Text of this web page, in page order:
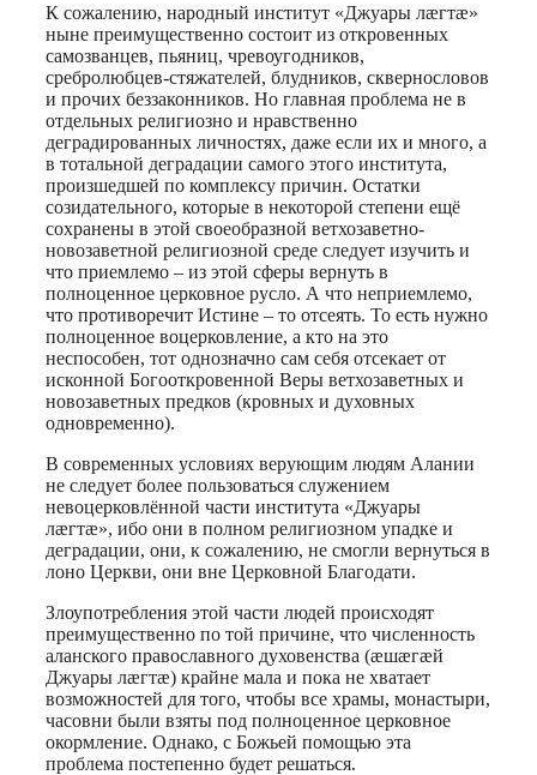
К сожалению, народный институт «Джуары лæгтæ»
ныне преимущественно состоит из откровенных
самозванцев, пьяниц, чревоугодников,
сребролюбцев-стяжателей, блудников, сквернословов
и прочих беззаконников. Но главная проблема не в
отдельных религиозно и нравственно
деградированных личностях, даже если их и много, а
в тотальной деградации самого этого института,
произшедшей по комплексу причин. Остатки
созидательного, которые в некоторой степени ещё
сохранены в этой своеобразной ветхозаветно-
новозаветной религиозной среде следует изучить и
что приемлемо – из этой сферы вернуть в
полноценное церковное русло. А что неприемлемо,
что противоречит Истине – то отсеять. То есть нужно
полноценное воцерковление, а кто на это
неспособен, тот однозначно сам себя отсекает от
исконной Богооткровенной Веры ветхозаветных и
новозаветных предков (кровных и духовных
одновременно).
В современных условиях верующим людям Алании
не следует более пользоваться служением
невоцерковлённой части института «Джуары
лæгтæ», ибо они в полном религиозном упадке и
деградации, они, к сожалению, не смогли вернуться в
лоно Церкви, они вне Церковной Благодати.
Злоупотребления этой части людей происходят
преимущественно по той причине, что численность
аланского православного духовенства (æшæгæй
Джуары лæгтæ) крайне мала и пока не хватает
возможностей для того, чтобы все храмы, монастыри,
часовни были взяты под полноценное церковное
окормление. Однако, с Божьей помощью эта
проблема постепенно будет решаться.